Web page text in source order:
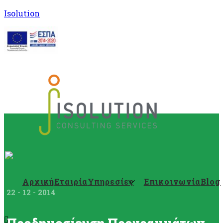
Isolution
ΑρχικήΕταιρίαΥπηρεσίες ΕπικοινωνίαBlog
22 - 12 - 2014